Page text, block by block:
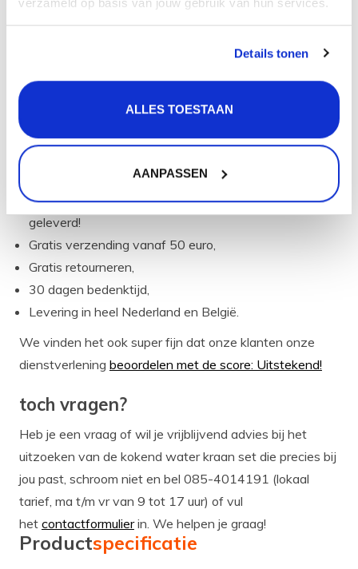
Details tonen
ALLES TOESTAAN
AANPASSEN
Filterstopkranen voorkomen dat er vuil in het
binnenwerk van de kraan terecht komt. Hierdoor is de
kans op lekkage en een stroeve bediening kleiner.
bestel gerust bij CreateMyOwn.nl
Op werkdagen voor 14.00 uur besteld is morgen
geleverd!
Gratis verzending vanaf 50 euro,
Gratis retourneren,
30 dagen bedenktijd,
Levering in heel Nederland en België.
We vinden het ook super fijn dat onze klanten onze
dienstverlening beoordelen met de score: Uitstekend!
toch vragen?
Heb je een vraag of wil je vrijblijvend advies bij het
uitzoeken van de kokend water kraan set die precies bij
jou past, schroom niet en bel 085-4014191 (lokaal
tarief, ma t/m vr van 9 tot 17 uur) of vul
het contactformulierin. We helpen je graag!
Productspecificatie